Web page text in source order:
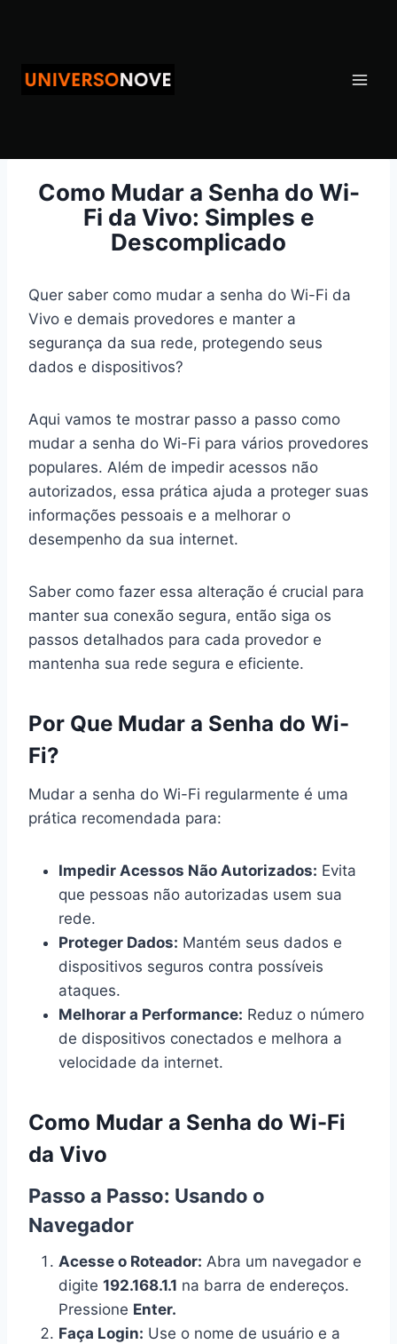
Conteúdo
Como Mudar a Senha do Wi-
Fi da Vivo: Simples e
Descomplicado
Quer saber como mudar a senha do Wi-Fi da
Vivo e demais provedores e manter a
segurança da sua rede, protegendo seus
dados e dispositivos?
Aqui vamos te mostrar passo a passo como
mudar a senha do Wi-Fi para vários provedores
populares. Além de impedir acessos não
autorizados, essa prática ajuda a proteger suas
informações pessoais e a melhorar o
desempenho da sua internet.
Saber como fazer essa alteração é crucial para
manter sua conexão segura, então siga os
passos detalhados para cada provedor e
mantenha sua rede segura e eficiente.
Por Que Mudar a Senha do Wi-
Fi?
Mudar a senha do Wi-Fi regularmente é uma
prática recomendada para:
Impedir Acessos Não Autorizados: Evita
que pessoas não autorizadas usem sua
rede.
Proteger Dados: Mantém seus dados e
dispositivos seguros contra possíveis
ataques.
Melhorar a Performance: Reduz o número
de dispositivos conectados e melhora a
velocidade da internet.
Como Mudar a Senha do Wi-Fi
da Vivo
Passo a Passo: Usando o
Navegador
Acesse o Roteador: Abra um navegador e
digite 192.168.1.1 na barra de endereços.
Pressione Enter.
Faça Login: Use o nome de usuário e a